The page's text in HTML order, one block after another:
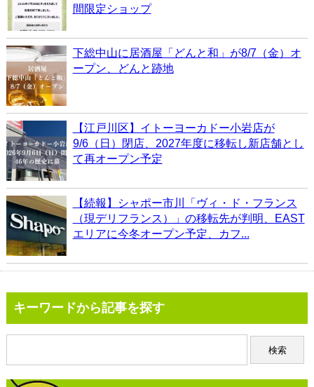
間限定ショップ
下総中山に居酒屋「どんと和」が8/7（金）オ
ープン、どんと跡地
【江戸川区】イトーヨーカドー小岩店が
9/6（日）閉店、2027年度に移転し新店舗とし
て再オープン予定
【続報】シャポー市川「ヴィ・ド・フランス
（現デリフランス）」の移転先が判明、EAST
エリアに今冬オープン予定、カフ...
キーワードから記事を探す